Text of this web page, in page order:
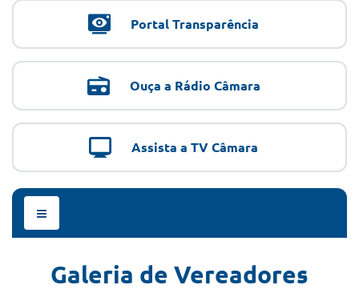
Portal Transparência
Ouça a Rádio Câmara
Assista a TV Câmara
Menu
de
Galeria de Vereadores